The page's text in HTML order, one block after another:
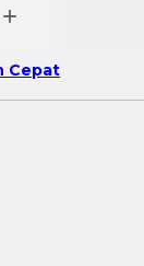
+
Cepat